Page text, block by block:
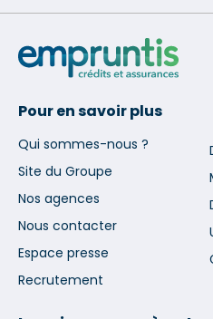
Pour en savoir plus
Qui sommes-nous ?
Site du Groupe
Nos agences
Nous contacter
Espace presse
Recrutement